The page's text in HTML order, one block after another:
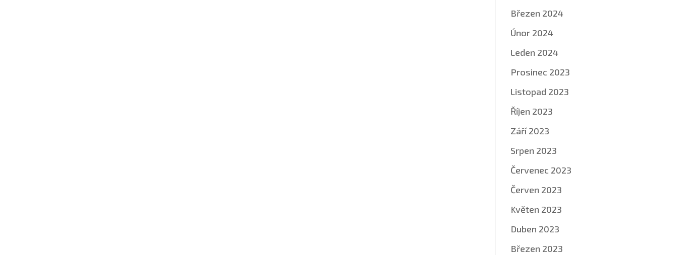
Březen 2024
Únor 2024
Leden 2024
Prosinec 2023
Listopad 2023
Říjen 2023
Září 2023
Srpen 2023
Červenec 2023
Červen 2023
Květen 2023
Duben 2023
Březen 2023